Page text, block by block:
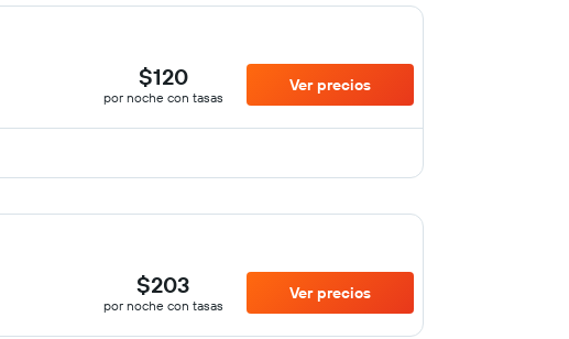
$120
por noche con tasas
Ver precios
$203
por noche con tasas
Ver precios